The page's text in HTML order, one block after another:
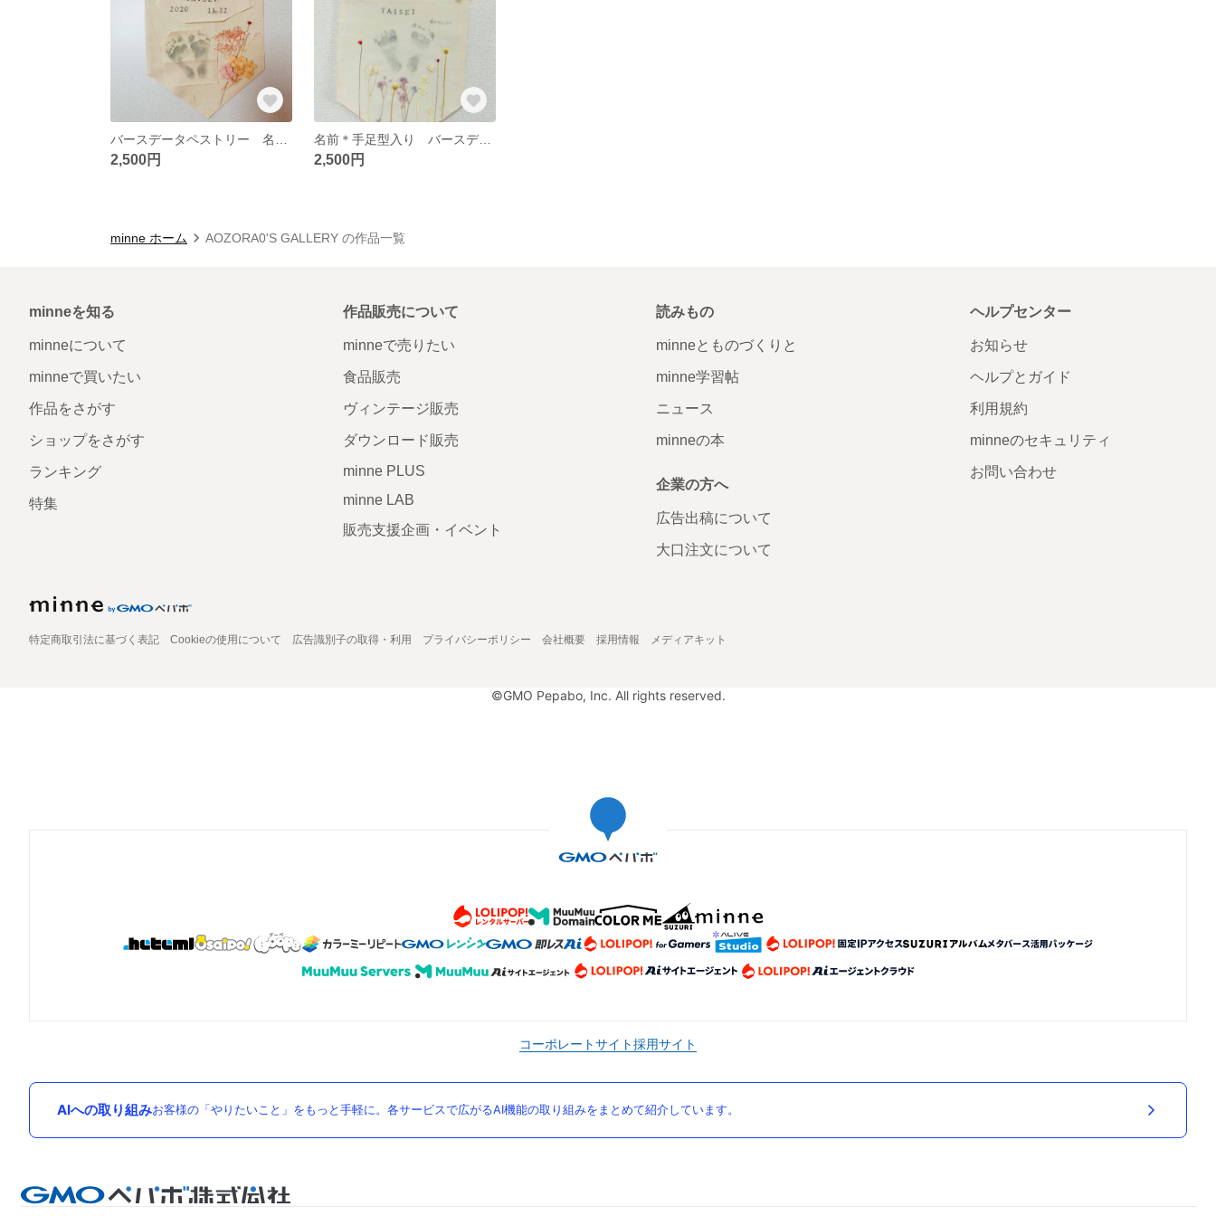
2,500円
名前＊手足型入り バースデータペストリー
2,500円
minne ホーム AOZORA0'S GALLERY の作品一覧
minneを知る
minneについて
minneで買いたい
作品をさがす
ショップをさがす
ランキング
特集
作品販売について
minneで売りたい
食品販売
ヴィンテージ販売
ダウンロード販売
minne PLUS
minne LAB
販売支援企画・イベント
読みもの
minneとものづくりと
minne学習帖
ニュース
minneの本
企業の方へ
広告出稿について
大口注文について
ヘルプセンター
お知らせ
ヘルプとガイド
利用規約
minneのセキュリティ
お問い合わせ
特定商取引法に基づく表記 Cookieの使用について 広告識別子の取得・利用 プライバシーポリシー 会社概要 採用情報 メディアキット
©GMO Pepabo, Inc. All rights reserved.
コーポレートサイト採用サイト
AIへの取り組みお客様の「やりたいこと」をもっと手軽に。各サービスで広がるAI機能の取り組みをまとめて紹介しています。